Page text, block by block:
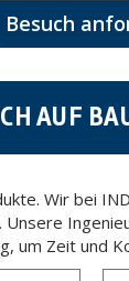
General Data
Besuch
AUF
Wir bei
um Zeit und